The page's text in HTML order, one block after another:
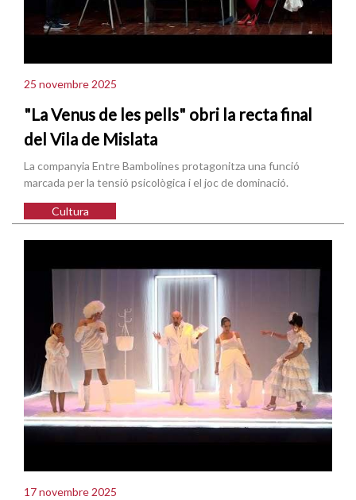
25 novembre 2025
"La Venus de les pells" obri la recta final
del Vila de Mislata
La companyia Entre Bambolines protagonitza una funció
marcada per la tensió psicològica i el joc de dominació.
Cultura
17 novembre 2025